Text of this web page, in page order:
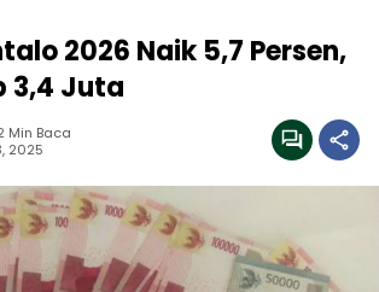
2026 Naik 5,7 Persen,
3,4 Juta
Min Baca
2025